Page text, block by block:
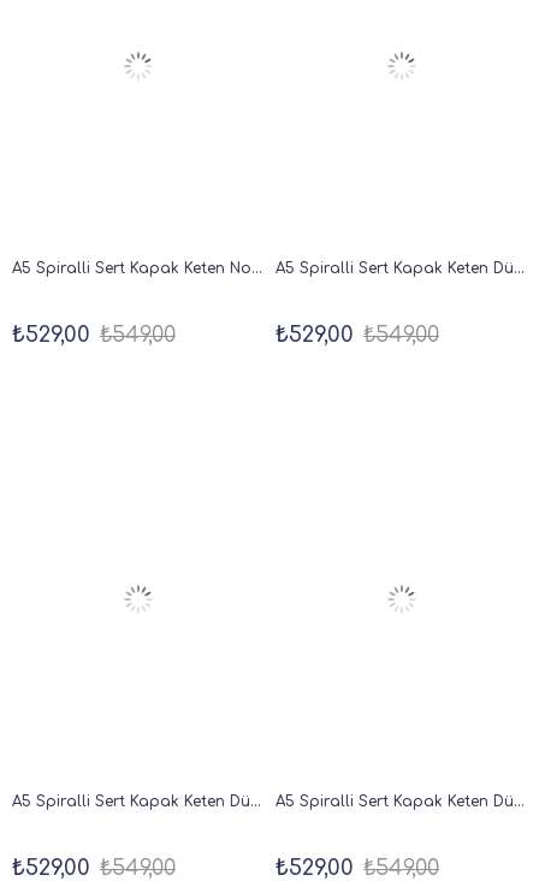
A5 Spiralli Sert Kapak Keten Noktalı Tarihsiz Not Defteri Mavi
₺529,00 ₺549,00
A5 Spiralli Sert Kapak Keten Düz Çizgisiz Tarihsiz Not Defteri Bordo
₺529,00 ₺549,00
A5 Spiralli Sert Kapak Keten Düz Çizgisiz Tarihsiz Not Defteri Krem
₺529,00 ₺549,00
A5 Spiralli Sert Kapak Keten Düz Çizgisiz Tarihsiz Not Defteri Mavi
₺529,00 ₺549,00